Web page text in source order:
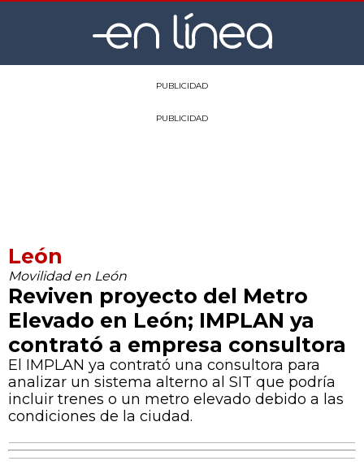
PUBLICIDAD
PUBLICIDAD
León
Movilidad en León
Reviven proyecto del Metro
Elevado en León; IMPLAN ya
contrató a empresa consultora
El IMPLAN ya contrató una consultora para
analizar un sistema alterno al SIT que podría
incluir trenes o un metro elevado debido a las
condiciones de la ciudad.